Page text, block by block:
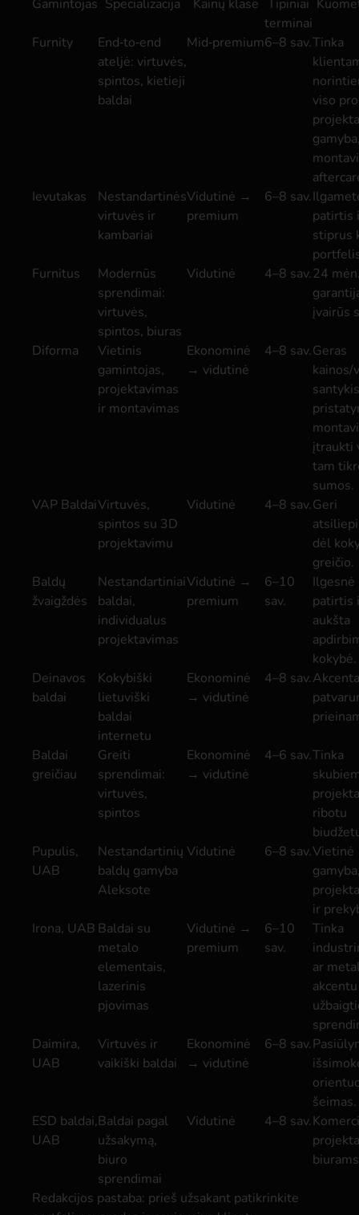
Gamintojas Specializacija Kainų klasė
Tipiniai
terminai
Furnity
End‑to‑end
ateljė: virtuvės,
spintos, kietieji
baldai
Mid‑premium6–8 sav.Tinka
viso
Ievutakas
Nestandartinės
virtuvės ir
kambariai
Vidutinė →
premium
6–8 sav.
patirtis
stiprus
Furnitus
Modernūs
sprendimai:
virtuvės,
spintos, biuras
Vidutinė 4–8 sav.24
įvairūs
Diforma
Vietinis
gamintojas,
projektavimas
ir montavimas
Ekonominė
→ vidutinė
4–8 sav.Geras
kainos/
įtraukti
tam
sumos.
VAP BaldaiVirtuvės,
spintos su 3D
projektavimu
Vidutinė 4–8 sav.Geri
dėl
greičio.
Baldų
žvaigždės
Nestandartiniai
baldai,
individualus
projektavimas
Vidutinė →
premium
6–10
sav.
Ilgesnė
patirtis
aukšta
kokybė.
Deinavos
baldai
Kokybiški
lietuviški
baldai
internetu
Ekonominė
→ vidutinė
4–8 sav.
Baldai
greičiau
Greiti
sprendimai:
virtuvės,
spintos
Ekonominė
→ vidutinė
4–6 sav.Tinka
ribotu
Pupulis,
UAB
Nestandartinių
baldų gamyba
Aleksote
Vidutinė 6–8 sav.Vietinė
ir
Irona, UAB Baldai su
metalo
elementais,
lazerinis
pjovimas
Vidutinė →
premium
6–10
sav.
Tinka
ar
akcentu
Daimira,
UAB
Virtuvės ir
vaikiški baldai
Ekonominė
→ vidutinė
6–8 sav.
šeimas.
ESD baldai,
UAB
Baldai pagal
užsakymą,
biuro
sprendimai
Vidutinė 4–8 sav.
Redakcijos pastaba: prieš užsakant patikrinkite